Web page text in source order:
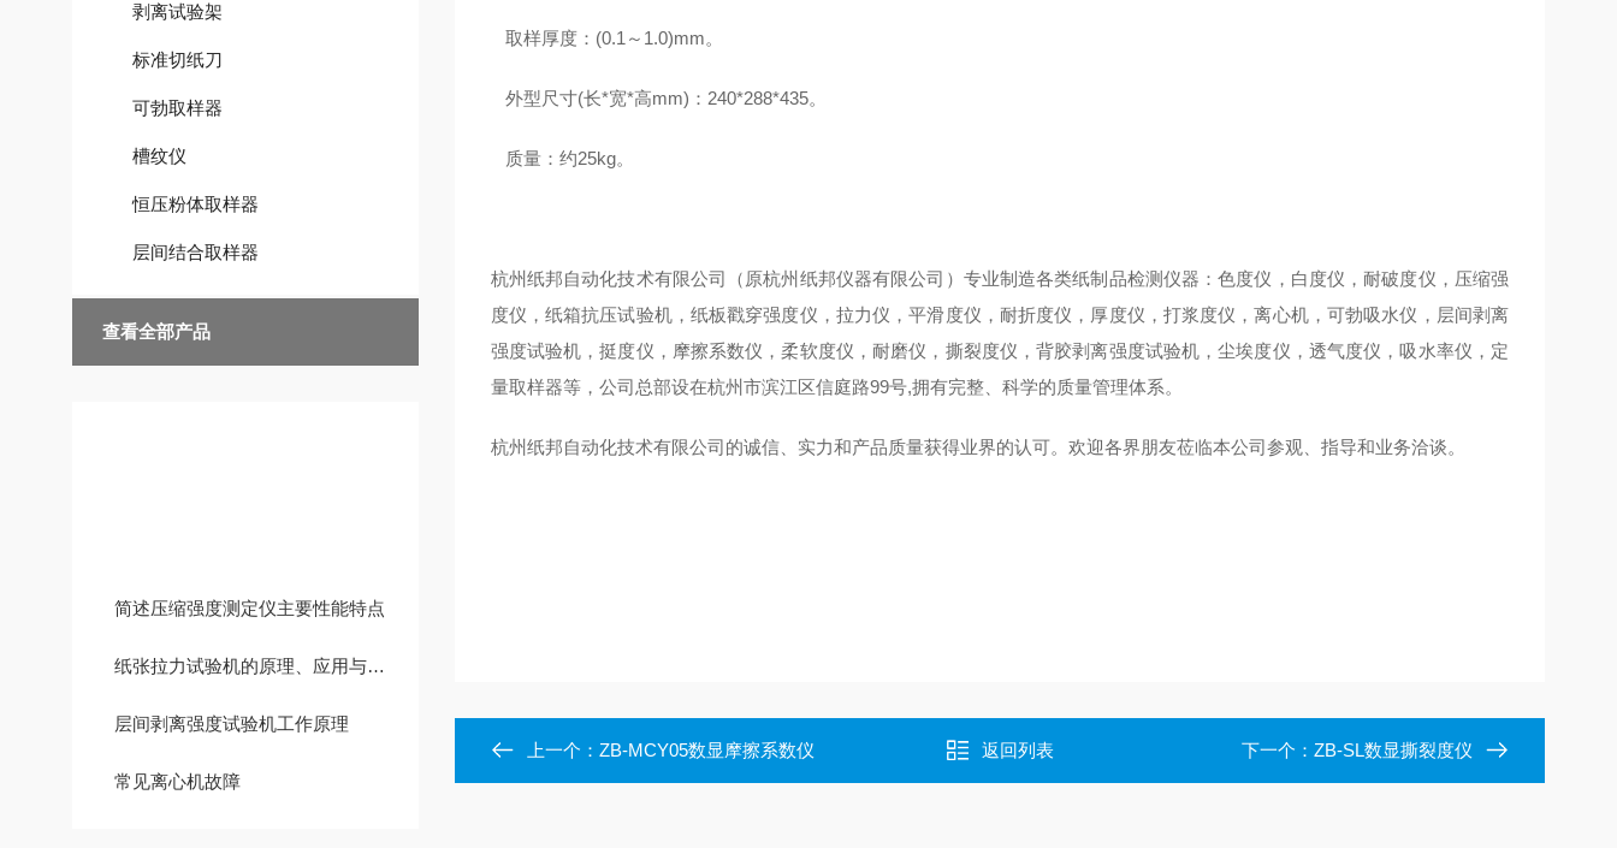
剥离试验架
标准切纸刀
可勃取样器
槽纹仪
恒压粉体取样器
层间结合取样器
查看全部产品
简述压缩强度测定仪主要性能特点
纸张拉力试验机的原理、应用与发展
层间剥离强度试验机工作原理
常见离心机故障
取样厚度： (0.1 ～ 1.0)mm。
外型尺寸(长*宽*高mm) ： 240*288*435。
质量：约25kg。
杭州纸邦自动化技术有限公司（原杭州纸邦仪器有限公司）专业制造各类纸制品检测仪器：色度仪，白度仪，耐破度仪，压缩强
度仪，纸箱抗压试验机，纸板戳穿强度仪，拉力仪，平滑度仪，耐折度仪，厚度仪，打浆度仪，离心机，可勃吸水仪，层间剥离
强度试验机，挺度仪，摩擦系数仪，柔软度仪，耐磨仪，撕裂度仪，背胶剥离强度试验机，尘埃度仪，透气度仪，吸水率仪，定
量取样器等，公司总部设在杭州市滨江区信庭路99号,拥有完整、科学的质量管理体系。
杭州纸邦自动化技术有限公司的诚信、实力和产品质量获得业界的认可。欢迎各界朋友莅临本公司参观、指导和业务洽谈。
上一个： ZB-MCY05数显摩擦系数仪 返回列表 下一个： ZB-SL数显撕裂度仪